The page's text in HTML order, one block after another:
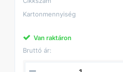
Kartonmennyiség
Van raktáron
Bruttó ár: